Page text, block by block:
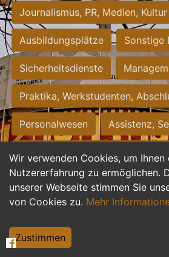
Wir verwenden Cookies, um Ihnen
Nutzererfahrung zu ermöglichen.
unserer Webseite stimmen Sie
von Cookies zu. Mehr
Zustimmen
Journalismus, PR, Medien, Kultur
Ausbildungsplätze Sonstige
Sicherheitsdienste
Praktika, Werkstudenten,
Personalwesen Assistenz,
Hilfskräfte, Aushilfs- und
Einkauf, Logistik,
Weiterbildung, Studium, duale
Tourismus